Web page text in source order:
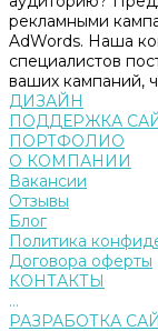
рекламными
AdWords. Наша
специалистов
ваших кампаний,
ДИЗАЙН
ПОДДЕРЖКА
ПОРТФОЛИО
О КОМПАНИИ
Вакансии
Отзывы
Блог
Политика
Договора оферты
КОНТАКТЫ
...
РАЗРАБОТКА